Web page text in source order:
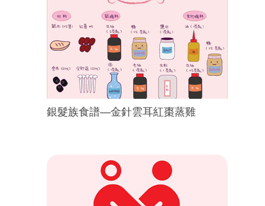
銀髮族食譜—金針雲耳紅棗蒸雞